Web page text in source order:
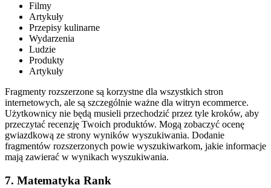
Filmy
Artykuły
Przepisy kulinarne
Wydarzenia
Ludzie
Produkty
Artykuły
Fragmenty rozszerzone są korzystne dla wszystkich stron
internetowych, ale są szczególnie ważne dla witryn ecommerce.
Użytkownicy nie będą musieli przechodzić przez tyle kroków, aby
przeczytać recenzję Twoich produktów. Mogą zobaczyć ocenę
gwiazdkową ze strony wyników wyszukiwania. Dodanie
fragmentów rozszerzonych powie wyszukiwarkom, jakie informacje
mają zawierać w wynikach wyszukiwania.
7. Matematyka Rank